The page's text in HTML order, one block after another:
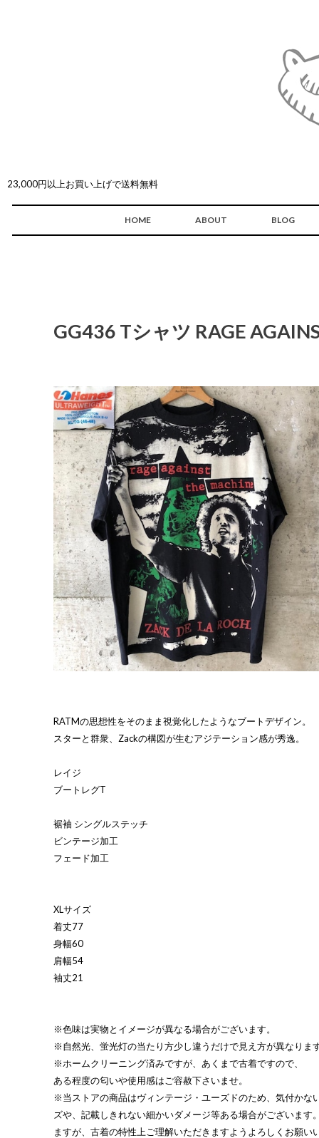
23,000円以上お買い上げで送料無料
HOME ABOUT BLOG
GG436 Tシャツ RAGE
RATMの思想性をそのまま視覚化したようなブートデザイン。
スターと群衆、Zackの構図が生むアジテーション感が秀逸。
レイジ
ブートレグT
裾袖 シングルステッチ
ビンテージ加工
フェード加工
XLサイズ
着丈77
身幅60
肩幅54
袖丈21
※色味は実物とイメージが異なる場合がございます。
※自然光、蛍光灯の当たり方少し違うだけで見え方が異なりま
※ホームクリーニング済みですが、あくまで古着ですので、
ある程度の匂いや使用感はご容赦下さいませ。
※当ストアの商品はヴィンテージ・ユーズドのため、気付かな
ズや、記載しきれない細かいダメージ等ある場合がございます
ますが、古着の特性上ご理解いただきますようよろしくお願い